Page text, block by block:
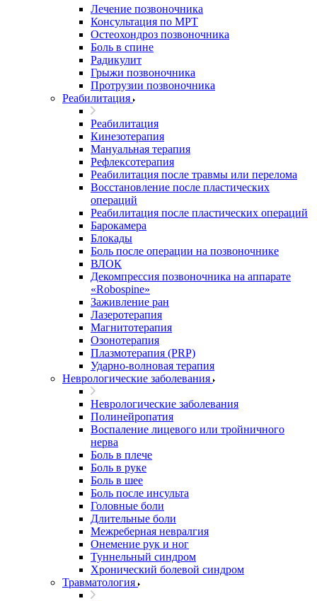
Лечение позвоночника
Консультация по МРТ
Остеохондроз позвоночника
Боль в спине
Радикулит
Грыжи позвоночника
Протрузии позвоночника
Реабилитация
Реабилитация
Кинезотерапия
Мануальная терапия
Рефлексотерапия
Реабилитация после травмы или перелома
Восстановление после пластических
операций
Реабилитация после пластических операций
Барокамера
Блокады
Боль после операции на позвоночнике
ВЛОК
Декомпрессия позвоночника на аппарате
«Robospine»
Заживление ран
Лазеротерапия
Магнитотерапия
Озонотерапия
Плазмотерапия (PRP)
Ударно-волновая терапия
Неврологические заболевания
Неврологические заболевания
Полинейропатия
Воспаление лицевого или тройничного
нерва
Боль в плече
Боль в руке
Боль в шее
Боль после инсульта
Головные боли
Длительные боли
Межреберная невралгия
Онемение рук и ног
Туннельный синдром
Хронический болевой синдром
Травматология